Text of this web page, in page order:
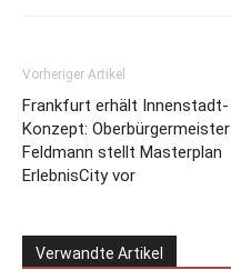
Vorheriger Artikel
Frankfurt erhält Innenstadt-
Konzept: Oberbürgermeister
Feldmann stellt Masterplan
ErlebnisCity vor
Verwandte Artikel